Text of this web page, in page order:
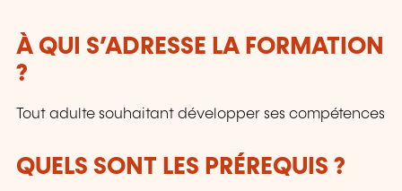
À QUI S’ADRESSE LA FORMATION
?
Tout adulte souhaitant développer ses compétences
QUELS SONT LES PRÉREQUIS ?